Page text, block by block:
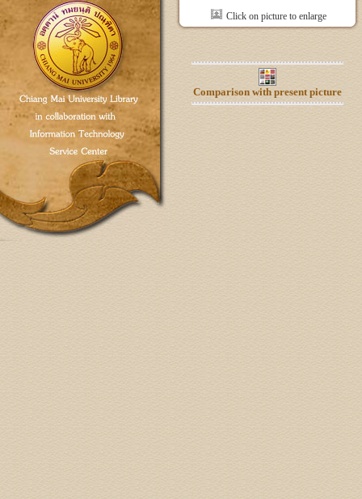
Click on picture to enlarge
Comparison with present picture